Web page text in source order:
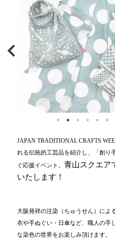
JAPAN TRADITIONAL CRAFTS
れる伝統的工芸品を紹介し、「創り
ぐ応援イベント。 青山スクエア
いたします！
大阪発祥の注染（ちゅうせん） によ
衣や手ぬぐい・日傘など、職人の手
な染色の世界をお楽しみ頂けます。